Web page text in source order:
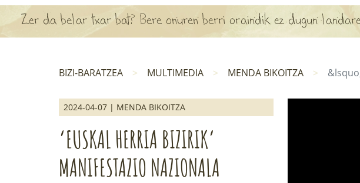
ARBOLA APARTEN MAPA
Zer da belar txar bat? Bere onuren berri oraindik ez dugun
BIZI-BARATZEA MULTIMEDIA MENDA BIKOITZA
2024-04-07 | MENDA BIKOITZA
‘EUSKAL HERRIA BIZIRIK’
MANIFESTAZIO NAZIONALA